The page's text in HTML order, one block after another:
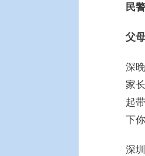
民
父
深
家
起
下
深